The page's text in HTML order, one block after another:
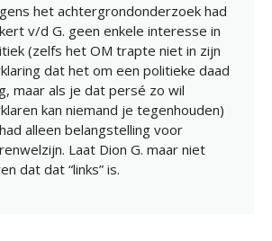
het achtergrondonderzoek had
v/d G. geen enkele interesse in
(zelfs het OM trapte niet in zijn
dat het om een politieke daad
maar als je dat persé zo wil
kan niemand je tegenhouden)
alleen belangstelling voor
Laat Dion G. maar niet
dat dat “links” is.